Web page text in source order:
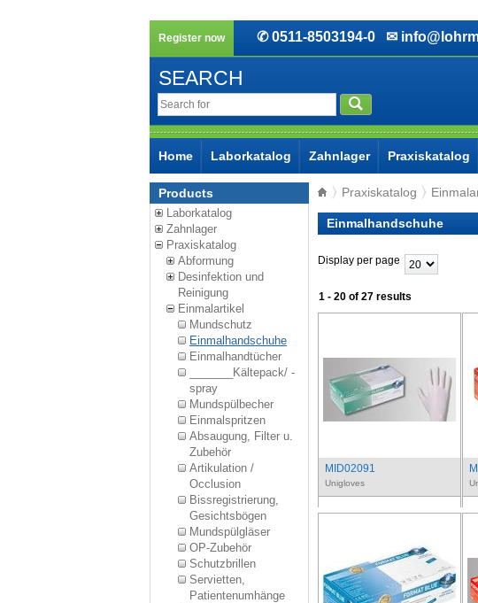
Register now ✆ 0511-8503194-0 ✉
SEARCH
Home Laborkatalog Zahnlager Praxiskatalog
Products
Laborkatalog
Zahnlager
Praxiskatalog
Abformung
Desinfektion und
Reinigung
Einmalartikel
Mundschutz
Einmalhandschuhe
Einmalhandtücher
_______Kältepack/ -
spray
Mundspülbecher
Einmalspritzen
Absaugung, Filter u.
Zubehör
Artikulation /
Occlusion
Bissregistrierung,
Gesichtsbögen
Mundspülgläser
OP-Zubehör
Schutzbrillen
Servietten,
Patientenumhänge
Praxiskatalog
Einmalhandschuhe
Display per page
1 - 20 of 27 results
MID02091
Unigloves